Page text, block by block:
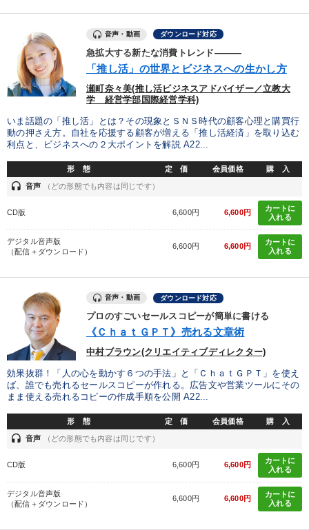
音声・動画 ダウンロード対応
急拡大する新たな消費トレンド―――
「推し活」の世界とビジネスへの生かし方
瀬町奈々美(推し活ビジネスアドバイザー／立教大
学 経営学部国際経営学科)
いま話題の「推し活」とは？その現象とＳＮＳ時代の顧客心理と購買行
動の押さえ方。自社を応援する顧客が増える「推し活経済」を取り込む
利点と、ビジネスへの２大ポイントを解説 A22...
形 態 定 価 会員価格 購 入
headset 音声 （どの形態でも内容は同じです）
CD版 6,600円 6,600円
カートに
入れる
デジタル音声版
（配信＋ダウンロード）
6,600円 6,600円
カートに
入れる
音声・動画 ダウンロード対応
プロのすごいセールスコピーが簡単に書ける
《ＣｈａｔＧＰＴ》売れる文章術
中村ブラウン(クリエイティブディレクター)
効果抜群！「人の心を動かす６つの手法」と「ＣｈａｔＧＰＴ」を使え
ば、誰でも売れるセールスコピーが作れる。広告文や営業ツールにその
まま使える売れるコピーの作成手順を公開 A22...
形 態 定 価 会員価格 購 入
headset 音声 （どの形態でも内容は同じです）
CD版 6,600円 6,600円
カートに
入れる
デジタル音声版
（配信＋ダウンロード）
6,600円 6,600円
カートに
入れる